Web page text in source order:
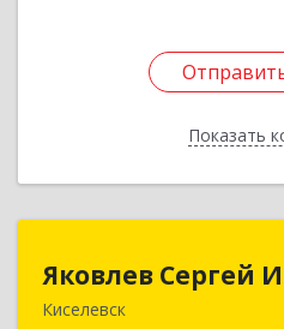
Показать
Яковлев Сергей
Киселевск
Яковлев
650002,